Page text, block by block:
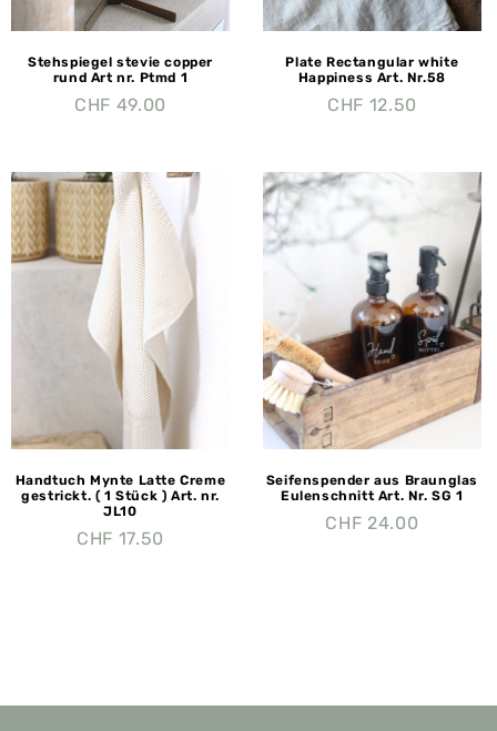
Stehspiegel stevie copper
rund Art nr. Ptmd 1
CHF 49.00
Plate Rectangular white
Happiness Art. Nr.58
CHF 12.50
Handtuch Mynte Latte Creme
gestrickt. ( 1 Stück ) Art. nr.
JL10
CHF 17.50
Seifenspender aus Braunglas
Eulenschnitt Art. Nr. SG 1
CHF 24.00